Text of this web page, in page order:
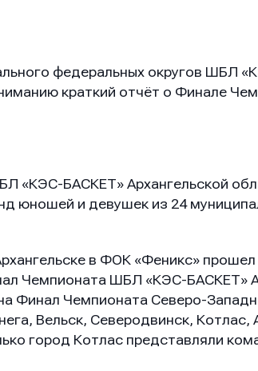
федеральных округов ШБЛ
краткий отчёт о Финале
«КЭС-БАСКЕТ» Архангельской
юношей и девушек из 24
в ФОК «Феникс»
Чемпионата ШБЛ «КЭС-БАСКЕТ»
Финал Чемпионата Северо-
Вельск, Северодвинск, Котлас,
город Котлас представляли